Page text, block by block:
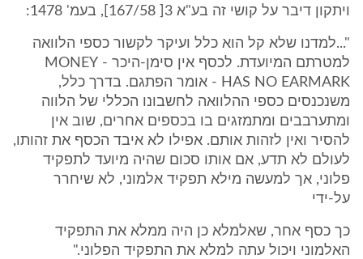
ויתקון דיבר על קושי זה בע"א 3[ 167/58], בעמ' 1478:
"...למדנו שלא קל הוא כלל ועיקר לקשור כספי הלוואה
למטרתם המיועדת. לכסף אין סימן-היכר - MONEY
HAS NO EARMARK - אומר הפתגם. בדרך כלל,
משנכנסים כספי ההלוואה לחשבונו הכללי של הלווה
ומתערבבים ומתמזגים בו בכספים אחרים, שוב אין
להסיר ואין לזהות אותם. אפילו לא איבד הכסף את זהותו,
לעולם לא תדע, אם אותו סכום שהיה מיועד לתפקיד
פלוני, אך למעשה מילא תפקיד אלמוני, לא שיחרר
על-ידי
כך כסף אחר, שאלמלא כן היה ממלא את התפקיד
האלמוני ויכול עתה למלא את התפקיד הפלוני."